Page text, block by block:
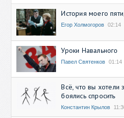
История моего
Егор Холмогоров 02:14
Уроки Навального
Павел Святенков 01:14
Всё, что вы хотели
боялись спросить
Константин Крылов